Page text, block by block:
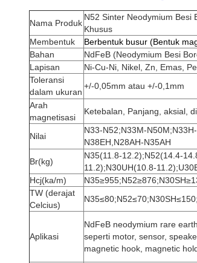
Nama Produk
N52 Sinter Neodymium Besi
Khusus
Membentuk
Berbentuk busur (Bentuk
Bahan
NdFeB (Neodymium Besi
Lapisan
Ni-Cu-Ni, Nikel, Zn, Emas,
Toleransi
dalam ukuran
+/-0,05mm atau +/-0,1mm
Arah
magnetisasi
Ketebalan, Panjang, aksial,
Nilai
N33-N52;N33M-
N38EH, N28AH-N35AH
Br(kg)
N35(11.8-12.2);N52(14.4-
11.2);N30UH(10.8-
Hcj(ka/m)
TW (derajat
Celcius)
Aplikasi
NdFeB neodymium rare
seperti motor, sensor,
magnetic hook, magnetic